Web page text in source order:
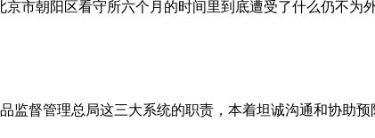
市朝阳区看守所六个月的时间里到底遭受了什么仍不为
督管理总局这三大系统的职责，本着坦诚沟通和协助